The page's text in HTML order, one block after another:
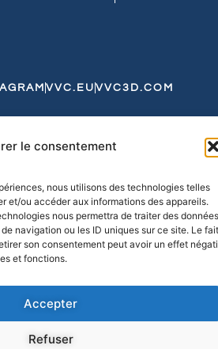
le consentement
nous utilisons des technologies telles
et/ou accéder aux informations des appareils.
nous permettra de traiter des données
navigation ou les ID uniques sur ce site. Le fait
son consentement peut avoir un effet
et fonctions.
Accepter
Refuser
VVC.EU VVC3D.COM
et de CookiesExpédition et Livraison
& CO. All Rights Reserved